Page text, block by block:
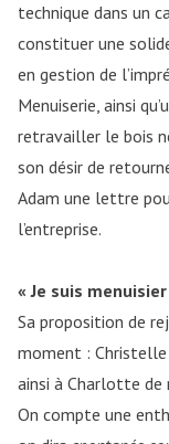
technique dans un
constituer une
en gestion de
Menuiserie, ainsi
retravailler le bois
son désir de
Adam une lettre
l’entreprise.
« Je suis menuisier
Sa proposition de
moment :
ainsi à Charlotte de
On compte une